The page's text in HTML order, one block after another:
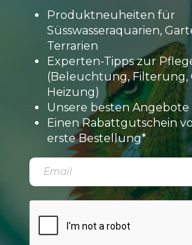
Produktneuheiten für
Süsswasseraquarien,
Terrarien
Experten-Tipps zur
(Beleuchtung, Filterung,
Heizung)
Unsere besten Angebote
Einen Rabattgutschein
erste Bestellung*